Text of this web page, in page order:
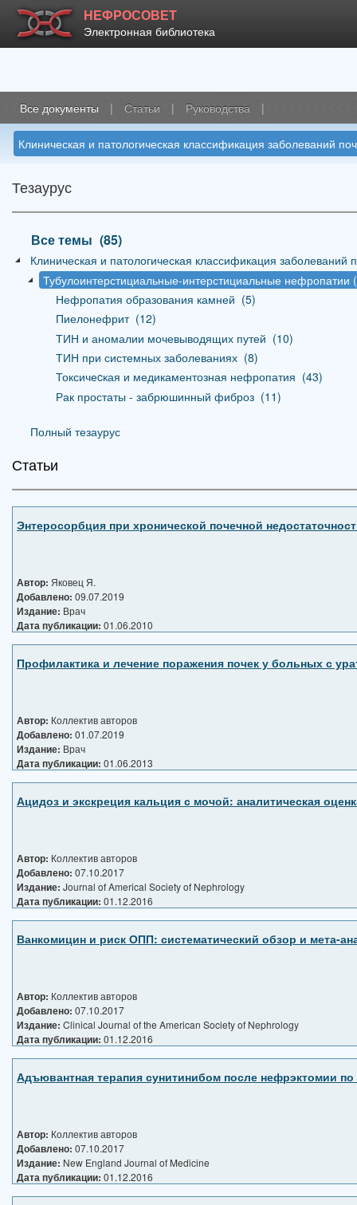
НЕФРОСОВЕТ
Электронная библиотека
Все документы | Статьи | Руководства |
Клиническая и патологическая классификация заболеваний
Тезаурус
Все темы (85)
Клиническая и патологическая классификация заболеваний
Тубулоинтерстициальные-интерстициальные нефропатии
Нефропатия образования камней (5)
Пиелонефрит_ (12)
ТИН и аномалии мочевыводящих путей (10)
ТИН при системных заболеваниях_ (8)
Токсичеcкая и медикаментозная нефропатия (43)
Рак простаты - забрюшинный фиброз_ (11)
Полный тезаурус
Статьи
Энтеросорбция при хронической почечной
Автор: Яковец Я.
Добавлено: 09.07.2019
Издание: Врач
Дата публикации: 01.06.2010
Профилактика и лечение поражения почек у больных с
Автор: Коллектив авторов
Добавлено: 01.07.2019
Издание: Врач
Дата публикации: 01.06.2013
Ацидоз и экскреция кальция с мочой: аналитическая
Автор: Коллектив авторов
Добавлено: 07.10.2017
Издание: Journal of Americal Society of Nephrology
Дата публикации: 01.12.2016
Ванкомицин и риск ОПП: систематический обзор и мета-
Автор: Коллектив авторов
Добавлено: 07.10.2017
Издание: Clinical Journal of the American Society of Nephrology
Дата публикации: 01.12.2016
Адъювантная терапия сунитинибом после нефрэктомии
Автор: Коллектив авторов
Добавлено: 07.10.2017
Издание: New England Journal of Medicine
Дата публикации: 01.12.2016